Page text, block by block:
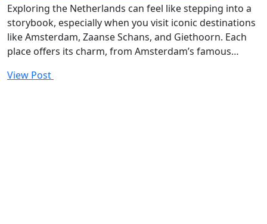
Exploring the Netherlands can feel like stepping into a
storybook, especially when you visit iconic destinations
like Amsterdam, Zaanse Schans, and Giethoorn. Each
place offers its charm, from Amsterdam’s famous…
View Post